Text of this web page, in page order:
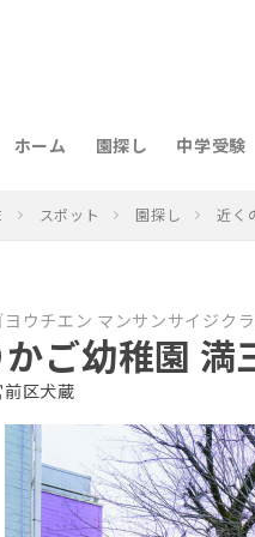
ホーム 園探し 中学受験
スポット 園探し 近く
ヨウチエン マンサンサイジク
かご幼稚園 満
前区犬蔵